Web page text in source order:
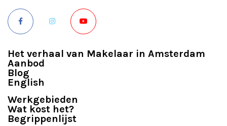
Het verhaal van Makelaar in Amsterdam
Aanbod
Blog
English
Werkgebieden
Wat kost het?
Begrippenlijst